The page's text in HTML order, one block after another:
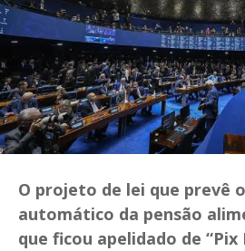
O projeto de lei que prevê
automático da pensão
que ficou apelidado de “Pix